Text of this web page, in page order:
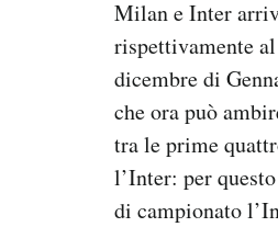
Milan e Inter
rispettivamente
dicembre di
che ora può
tra le prime
l’Inter: per
di campionato